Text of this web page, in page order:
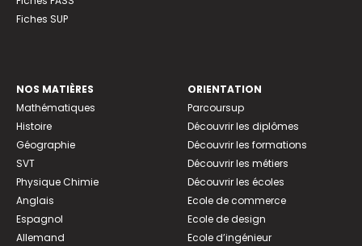
Fiches SUP
NOS MATIÈRES
Mathématiques
Histoire
Géographie
SVT
Physique Chimie
Anglais
Espagnol
Allemand
ORIENTATION
Parcoursup
Découvrir les diplômes
Découvrir les formations
Découvrir les métiers
Découvrir les écoles
Ecole de commerce
Ecole de design
Ecole d’ingénieur